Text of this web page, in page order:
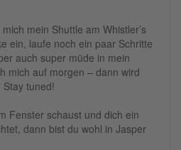
mein Shuttle am Whistler’s
ein, laufe noch ein paar Schritte
auch super müde in mein
mich auf morgen – dann wird
tuned!
Fenster schaust und dich ein
dann bist du wohl in Jasper